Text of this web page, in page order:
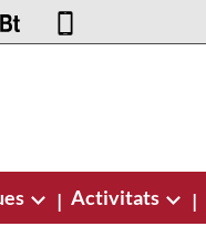
| Activitats |